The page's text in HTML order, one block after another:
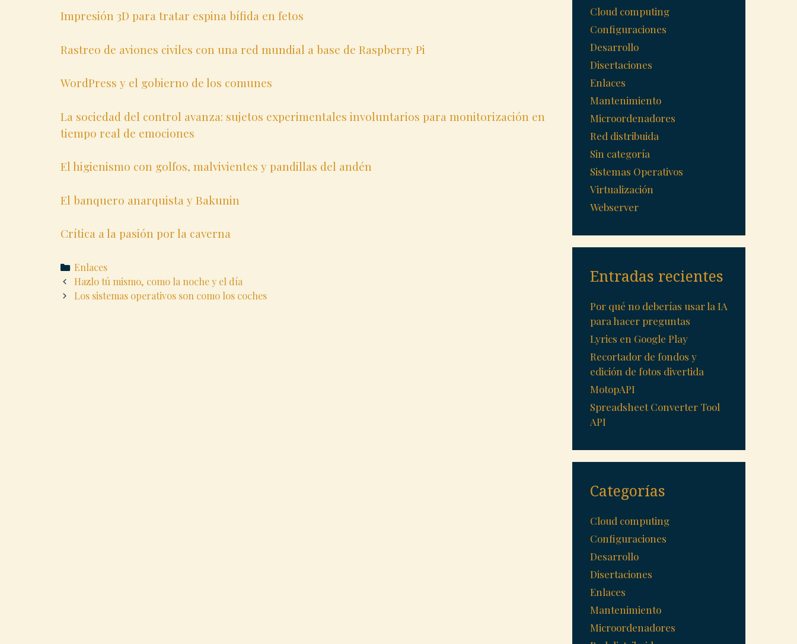
Impresión 3D para tratar espina bífida en fetos
Rastreo de aviones civiles con una red mundial a base de Raspberry Pi
WordPress y el gobierno de los comunes
La sociedad del control avanza: sujetos experimentales involuntarios para monitorización en
tiempo real de emociones
El higienismo con golfos, malvivientes y pandillas del andén
El banquero anarquista y Bakunin
Crítica a la pasión por la caverna
Categories
Enlaces
Post
navigation
Hazlo tú mismo, como la noche y el día
Los sistemas operativos son como los coches
Cloud computing
Configuraciones
Desarrollo
Disertaciones
Enlaces
Mantenimiento
Microordenadores
Red distribuida
Sin categoría
Sistemas Operativos
Virtualización
Webserver
Entradas recientes
Por qué no deberías usar la IA
para hacer preguntas
Lyrics en Google Play
Recortador de fondos y
edición de fotos divertida
MotopAPI
Spreadsheet Converter Tool
API
Categorías
Cloud computing
Configuraciones
Desarrollo
Disertaciones
Enlaces
Mantenimiento
Microordenadores